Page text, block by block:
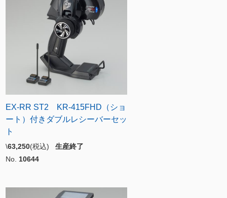
EX-RR ST2 KR-415FHD（ショ
ート）付きダブルレシーバーセッ
ト
\63,250(税込) 生産終了
No. 10644